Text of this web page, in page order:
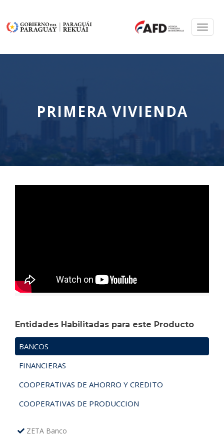
PRIMERA VIVIENDA
Entidades Habilitadas para este Producto
BANCOS
FINANCIERAS
COOPERATIVAS DE AHORRO Y CREDITO
COOPERATIVAS DE PRODUCCION
ZETA Banco